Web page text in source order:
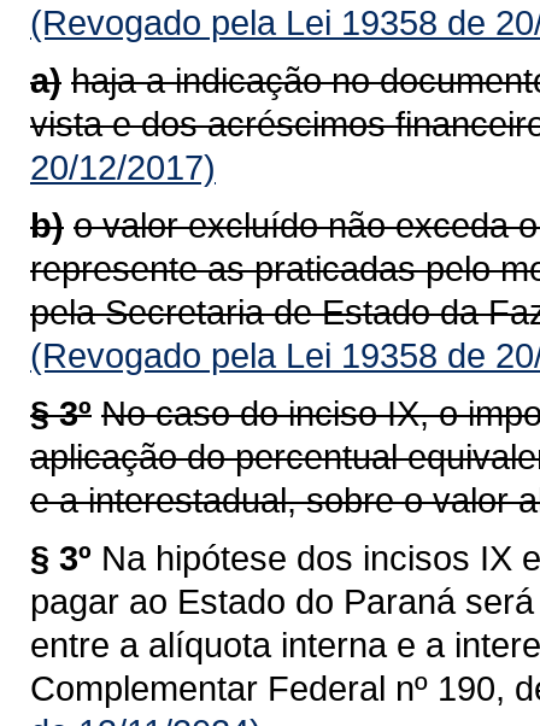
(Revogado pela Lei 19358 de
a) haja a indicação no
vista e dos acréscimos
20/12/2017)
b) o valor excluído não exceda
represente as praticadas pelo
pela Secretaria de Estado da
(Revogado pela Lei 19358 de
§ 3º No caso do inciso IX, o
aplicação do percentual
e a interestadual, sobre o valor
§ 3º Na hipótese dos incisos IX
pagar ao Estado do Paraná
entre a alíquota interna e a
Complementar Federal nº 190,